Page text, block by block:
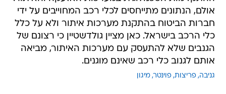
אולם, הנתונים מתייחסים לכלי רכב המחוייבים על ידי
חברות הביטוח בהתקנת מערכות איתור ולא על כלל
כלי הרכב בישראל. כאן מציין גולדשטיין כי רצונם של
הגנבים שלא להתעסק עם מערכות האיתור, מביאה
אותם לגנוב כלי רכב שאינם מוגנים.
גניבה פריצות פוינטר מיגון